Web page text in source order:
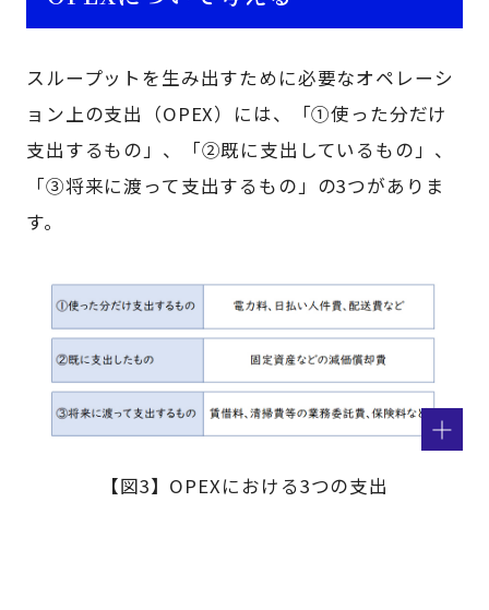
スループットを生み出すために必要なオペレーシ
ョン上の支出（OPEX）には、「①使った分だけ
支出するもの」、「②既に支出しているもの」、
「③将来に渡って支出するもの」の3つがありま
す。
【図3】OPEXにおける3つの支出